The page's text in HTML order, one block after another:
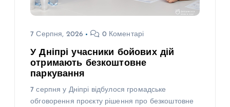
7 Серпня, 2026 0 Коментарі
У Дніпрі учасники бойових дій
отримають безкоштовне
паркування
7 серпня у Дніпрі відбулося громадське
обговорення проєкту рішення про безкоштовне